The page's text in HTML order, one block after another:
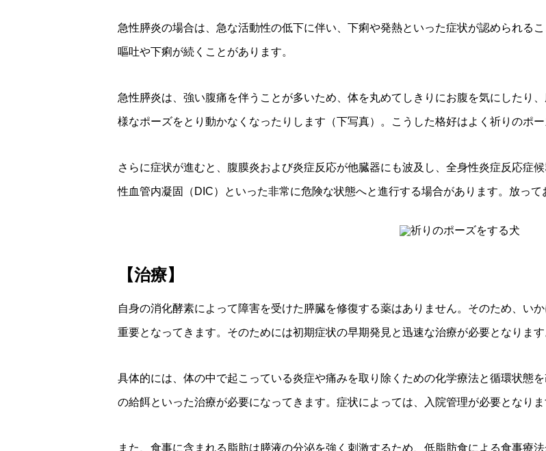
急性膵炎の場合は、急な活動性の低下に伴い、下痢や発熱といった症状が認められる
嘔吐や下痢が続くことがあります。
急性膵炎は、強い腹痛を伴うことが多いため、体を丸めてしきりにお腹を気にしたり
様なポーズをとり動かなくなったりします（下写真）。こうした格好はよく祈りのポ
さらに症状が進むと、腹膜炎および炎症反応が他臓器にも波及し、全身性炎症反応症
性血管内凝固（DIC）といった非常に危険な状態へと進行する場合があります。放って
【治療】
自身の消化酵素によって障害を受けた膵臓を修復する薬はありません。そのため、い
重要となってきます。そのためには初期症状の早期発見と迅速な治療が必要となります
具体的には、体の中で起こっている炎症や痛みを取り除くための化学療法と循環状態
の給餌といった治療が必要になってきます。症状によっては、入院管理が必要となりま
また、食事に含まれる脂肪は膵液の分泌を強く刺激するため、低脂肪食による食事療法